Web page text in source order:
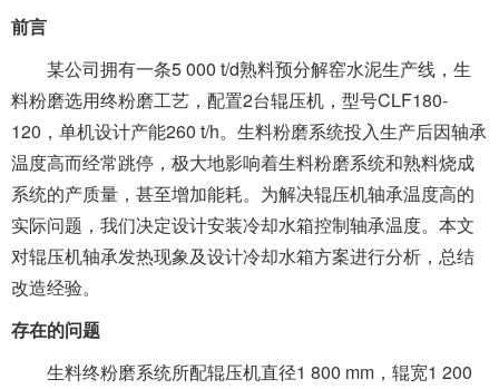
前言
某公司拥有一条5 000 t/d熟料预分解窑水泥生产线，生
料粉磨选用终粉磨工艺，配置2台辊压机，型号CLF180-
120，单机设计产能260 t/h。生料粉磨系统投入生产后因轴承
温度高而经常跳停，极大地影响着生料粉磨系统和熟料烧成
系统的产质量，甚至增加能耗。为解决辊压机轴承温度高的
实际问题，我们决定设计安装冷却水箱控制轴承温度。本文
对辊压机轴承发热现象及设计冷却水箱方案进行分析，总结
改造经验。
存在的问题
生料终粉磨系统所配辊压机直径1 800 mm，辊宽1 200